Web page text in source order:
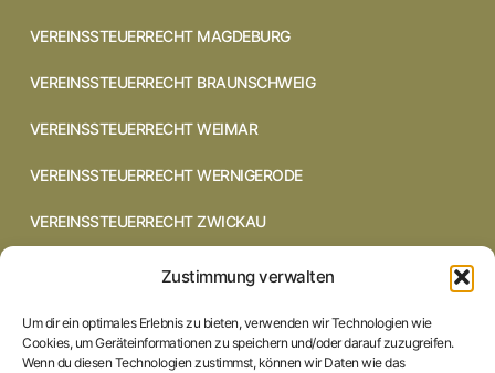
Zustimmung verwalten
Um dir ein optimales Erlebnis zu bieten, verwenden wir Technologien wie
Cookies, um Geräteinformationen zu speichern und/oder darauf zuzugreifen.
Wenn du diesen Technologien zustimmst, können wir Daten wie das
VEREINSSTEUERRECHT MAGDEBURG
VEREINSSTEUERRECHT BRAUNSCHWEIG
VEREINSSTEUERRECHT WEIMAR
VEREINSSTEUERRECHT WERNIGERODE
VEREINSSTEUERRECHT ZWICKAU
VEREINSSTEUERRECHT CHEMNITZ
VEREINSSTEUERRECHT DRESDEN
VEREINSSTEUERRECHT COTTBUS